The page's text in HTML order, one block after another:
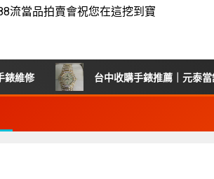
流當品拍賣會祝您在這挖到寶
台中收購手錶推薦｜元泰當舖專